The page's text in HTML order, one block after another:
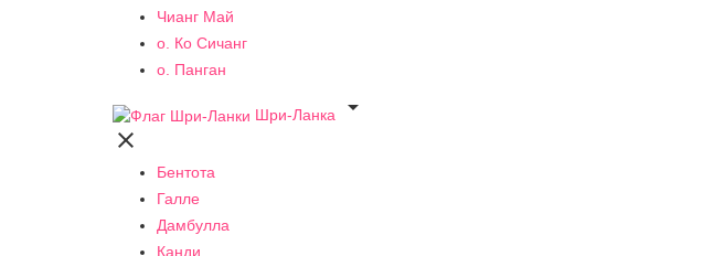
Чианг Май
о. Ко Сичанг
о. Панган
Шри-Ланка


Бентота
Галле
Дамбулла
Канди